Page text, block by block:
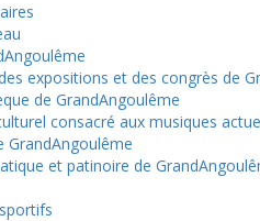
expositions et des congrès de
de GrandAngoulême
consacré aux musiques
GrandAngoulême
et patinoire de